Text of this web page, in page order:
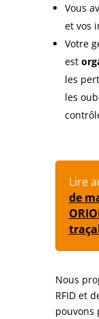
Vous
et vos
Votre
est
les
les
Lire
de
Nous
RFID et
pouvons